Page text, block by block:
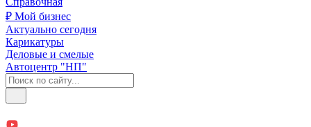
₽ Мой бизнес
Актуально сегодня
Карикатуры
Деловые и смелые
Автоцентр "НП"